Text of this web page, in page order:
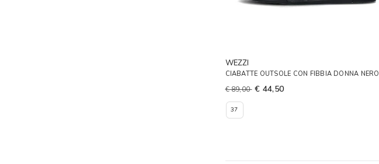
WEZZI
CIABATTE OUTSOLE CON FIBBIA DONNA NERO
€ 89,00 € 44,50
37